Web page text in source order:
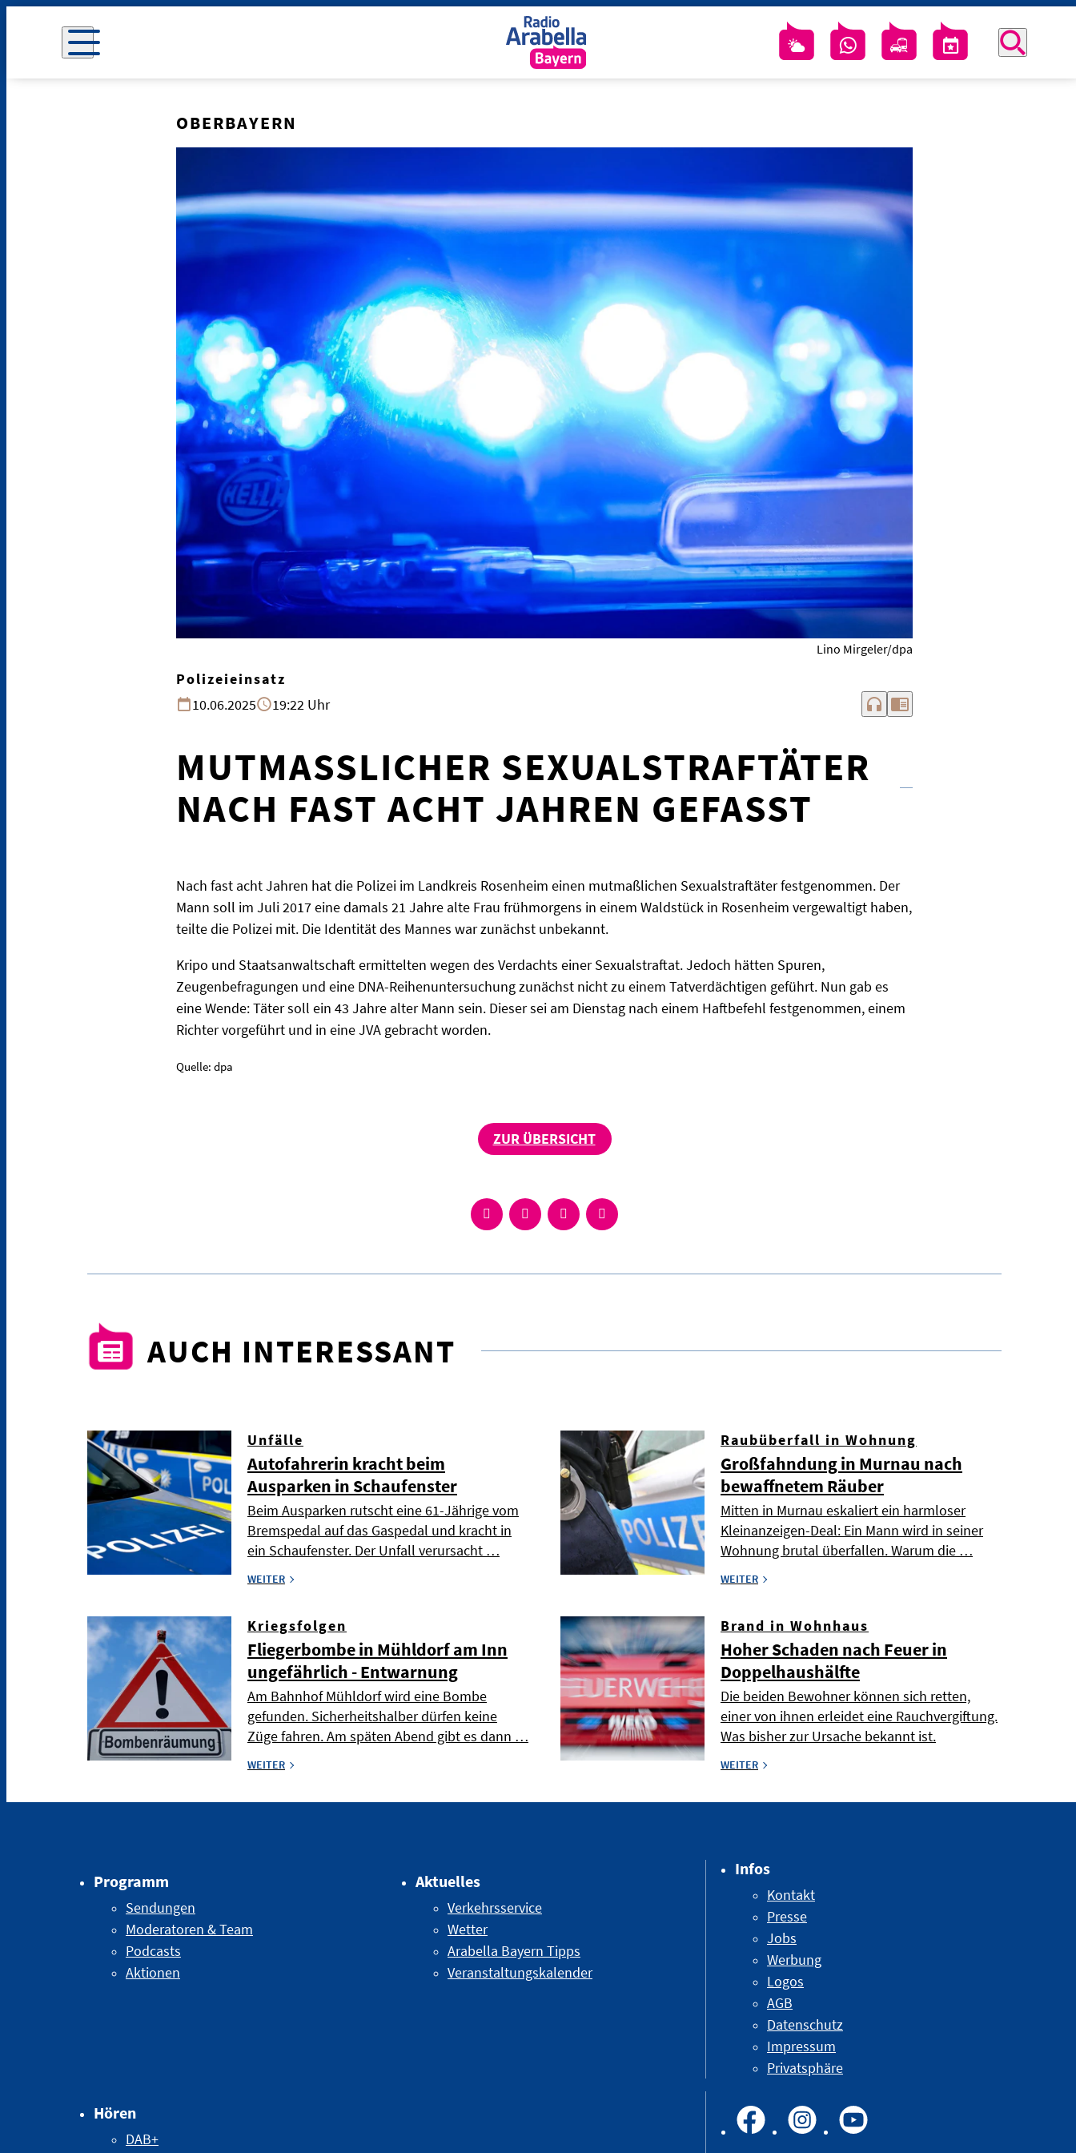
OBERBAYERN
Lino Mirgeler/dpa
Polizeieinsatz
10.06.2025
19:22 Uhr headphones chrome_reader_mode
MUTMASSLICHER SEXUALSTRAFTÄTER N
ACH FAST ACHT JAHREN GEFASST
Nach fast acht Jahren hat die Polizei im Landkreis Rosenheim einen mutmaßlichen Sexualstraftäter festgenommen. Der
Mann soll im Juli 2017 eine damals 21 Jahre alte Frau frühmorgens in einem Waldstück in Rosenheim vergewaltigt haben,
teilte die Polizei mit. Die Identität des Mannes war zunächst unbekannt.
Kripo und Staatsanwaltschaft ermittelten wegen des Verdachts einer Sexualstraftat. Jedoch hätten Spuren,
Zeugenbefragungen und eine DNA-Reihenuntersuchung zunächst nicht zu einem Tatverdächtigen geführt. Nun gab es
eine Wende: Täter soll ein 43 Jahre alter Mann sein. Dieser sei am Dienstag nach einem Haftbefehl festgenommen, einem
Richter vorgeführt und in eine JVA gebracht worden.
Quelle: dpa
ZUR ÜBERSICHT
AUCH INTERESSANT
Unfälle
Autofahrerin kracht beim
Ausparken in Schaufenster
Beim Ausparken rutscht eine 61-Jährige vom
Bremspedal auf das Gaspedal und kracht in
ein Schaufenster. Der Unfall verursacht …
WEITER
Raubüberfall in Wohnung
Großfahndung in Murnau nach
bewaffnetem Räuber
Mitten in Murnau eskaliert ein harmloser
Kleinanzeigen-Deal: Ein Mann wird in seiner
Wohnung brutal überfallen. Warum die …
WEITER
Kriegsfolgen
Fliegerbombe in Mühldorf am Inn
ungefährlich - Entwarnung
Am Bahnhof Mühldorf wird eine Bombe
gefunden. Sicherheitshalber dürfen keine
Züge fahren. Am späten Abend gibt es dann …
WEITER
Brand in Wohnhaus
Hoher Schaden nach Feuer in
Doppelhaushälfte
Die beiden Bewohner können sich retten,
einer von ihnen erleidet eine Rauchvergiftung.
Was bisher zur Ursache bekannt ist.
WEITER
Programm
Sendungen
Moderatoren & Team
Podcasts
Aktionen
Aktuelles
Verkehrsservice
Wetter
Arabella Bayern Tipps
Veranstaltungskalender
Hören
DAB+
Infos
Kontakt
Presse
Jobs
Werbung
Logos
AGB
Datenschutz
Impressum
Privatsphäre